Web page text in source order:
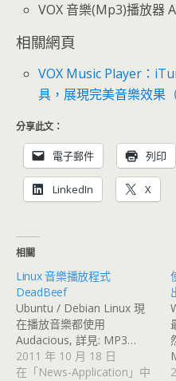
VOX 音樂(Mp3)播放器
相關網頁
VOX Music Player：
具，展現完美音樂效果（
分享此文：
電子郵件 列印
LinkedIn X
相關
Linux 音樂播放程式
DeadBeef
Ubuntu / Debian Linux 現
在播放音樂都使用
Audacious, 詳見: MP3…
2011 年 10 月 18 日
在「News-Application」中